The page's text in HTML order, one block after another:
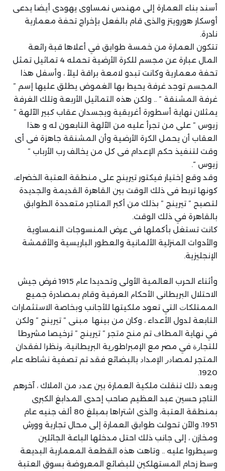
أسند بناء العمارة إلى مهندس نمساوى يهودى أيضا يدعى
أوسكار هورويتز والذى قام بالفعل بإخراج تحفة معمارية
نادرة.
تتكون العمارة من خمسة طوابق في أعلاها قبة رائعة
المال عبارة عن مجسم للكرة الأرضية تحمله 4 تماثيل تمثل
تحفة معمارية وكانت تبدو لامعة براقة ليلاً ، وأسفل هذا
المجسم توجد غرفة يحيط بها الغموض يطلق عليها إسم ”
غرفة المشنقة ” .. ولكن هذه التماثيل الأربعة وتلك الغرفة
يمثلان نهاية أسطورة أغريقية ويجسدان عقاب كبير الآلهة ”
زيوس ” على من تجرأ عليه من الآلهة التابعون له و هذا
العقاب أن يحمل الكرة الأرضية وأن المشنقة جاهزة فى أى
وقت لتنفيذ حكم الإعدام فى كل من يخالف رب الأرباب ”
زيوس “.
وقد وقع إختيار فيكتور تيرينج على منطقة العتبة الخضراء،
كونها تربط فى ذلك الوقت بين القاهرة القديمة والجديدة
لتصبح ” تيرينج ” بذلك من أكبر المتاجر متعددة الطوابق
بالقاهرة في ذلك الوقت.
كانت تستغل بأكملها فى عرض المنسوجات النمساوية
والأدوات المنزلية الألمانية والعطور الباريسية والأقمشة
الإنجليزية.
وأثناء الحرب العالمية الأولى وتحديدا ﻋﺎﻡ 1915 فرض جيش
الاحتلال ﺍﻟﺒﺮﻳﻄﺎنى ﺍﻷﺣﻜﺎﻡ ﺍﻟﻌﺮﻓﻴﺔ وقام بمصادرة ﺟﻤﻴﻊ
ﺍﻟﻤﻤﺘﻠﻜﺎﺕ التي تعود ملكيتها ﻟﻸﺟﺎﻧﺐ وبخاصة الاستثمارات
التابعة لدول الأعداء ، وكان من بينها مبنى ” تيرينج ” ولكن
في نهاية ﺍﻟﻤﻄﺎﻑ ﺗﻢ ﻣﻨﺢ ﻣتجر ” تيرينج ” ﺗﺮﺧﻴﺼﺎ ﻣﺸﺮﻭﻃﺎ
ﻟﻠﺘﺠﺎﺭﺓ في ﻣﺼﺮ ﻣﻊ ﺍﻹﻣﺒﺮﺍﻃﻮﺭﻳﺔ ﺍﻟﺒﺮﻳﻄﺎﻧﻴﺔ، ﻭﻧﻈﺮﺍ ﻟﻔﻘﺪﺍن
المتجر ﻟﻤﺼﺎﺩﺭ ﺍﻹﻣﺪﺍﺩ بالبضائع فقد ﺗﻢ ﺗﺼﻔﻴﺔ ﻧﺸﺎطه ﻋﺎﻡ
1920.
وﺑﻌﺪ ﺫﻟﻚ ﺗﻨﻘﻠﺖ ملكية العمارة ﺑﻴﻦ ﻋﺪﺩ ﻣﻦ ﺍﻟملاك ، آخرهم
التاجر حسين عبد العظيم صاحب إحدى المدابغ الكبرى
بمنطقة العتبة، والذى اشتراها بمبلغ 80 ألف جنيه عام
1951، والآن تحولت طوابق العمارة إلى محال تجارية وورش
ومخازن ، إلى جانب ذلك احتل مدخلها الباعة الجائلين
وسيطروا عليه .. وتاهت هذه القطعة المعمارية البديعة
وسط زحام المستهلكين للبضائع المعروضة بسوق العتبة